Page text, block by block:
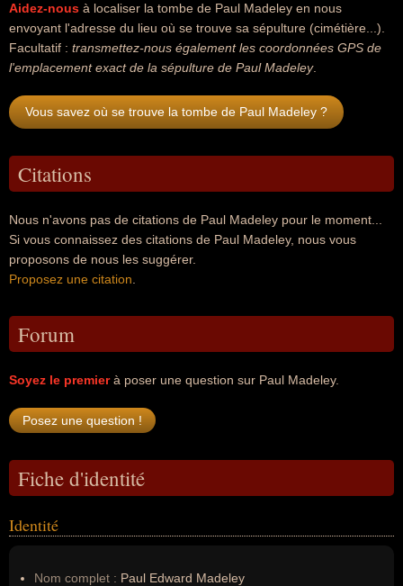
Aidez-nous à localiser la tombe de Paul Madeley en nous
envoyant l'adresse du lieu où se trouve sa sépulture (cimétière...).
Facultatif : transmettez-nous également les coordonnées GPS de
l'emplacement exact de la sépulture de Paul Madeley.
Vous savez où se trouve la tombe de Paul Madeley ?
Citations
Nous n'avons pas de citations de Paul Madeley pour le moment...
Si vous connaissez des citations de Paul Madeley, nous vous
proposons de nous les suggérer.
Proposez une citation
Forum
Soyez le premierà poser une question sur Paul Madeley.
Fiche d'identité
Identité
Nom complet : Paul Edward Madeley